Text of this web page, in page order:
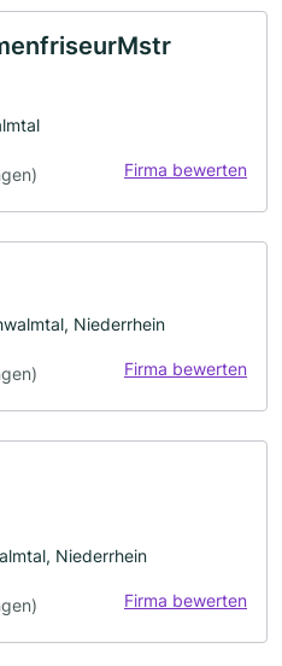
Firma bewerten
Niederrhein
Firma bewerten
Niederrhein
Firma bewerten